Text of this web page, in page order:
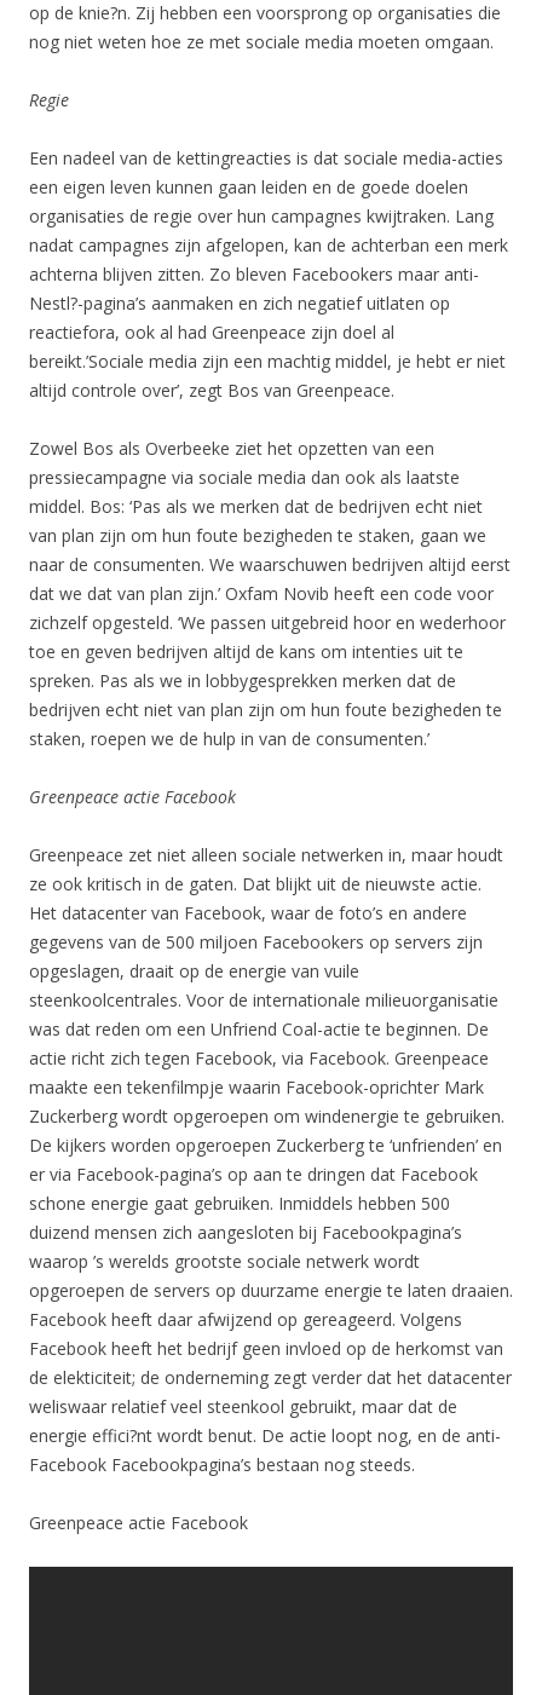
op de knie?n. Zij hebben een voorsprong op organisaties die
nog niet weten hoe ze met sociale media moeten omgaan.
Regie
Een nadeel van de kettingreacties is dat sociale media-acties
een eigen leven kunnen gaan leiden en de goede doelen
organisaties de regie over hun campagnes kwijtraken. Lang
nadat campagnes zijn afgelopen, kan de achterban een merk
achterna blijven zitten. Zo bleven Facebookers maar anti-
Nestl?-pagina’s aanmaken en zich negatief uitlaten op
reactiefora, ook al had Greenpeace zijn doel al
bereikt.’Sociale media zijn een machtig middel, je hebt er niet
altijd controle over’, zegt Bos van Greenpeace.
Zowel Bos als Overbeeke ziet het opzetten van een
pressiecampagne via sociale media dan ook als laatste
middel. Bos: ‘Pas als we merken dat de bedrijven echt niet
van plan zijn om hun foute bezigheden te staken, gaan we
naar de consumenten. We waarschuwen bedrijven altijd eerst
dat we dat van plan zijn.’ Oxfam Novib heeft een code voor
zichzelf opgesteld. ‘We passen uitgebreid hoor en wederhoor
toe en geven bedrijven altijd de kans om intenties uit te
spreken. Pas als we in lobbygesprekken merken dat de
bedrijven echt niet van plan zijn om hun foute bezigheden te
staken, roepen we de hulp in van de consumenten.’
Greenpeace actie Facebook
Greenpeace zet niet alleen sociale netwerken in, maar houdt
ze ook kritisch in de gaten. Dat blijkt uit de nieuwste actie.
Het datacenter van Facebook, waar de foto’s en andere
gegevens van de 500 miljoen Facebookers op servers zijn
opgeslagen, draait op de energie van vuile
steenkoolcentrales. Voor de internationale milieuorganisatie
was dat reden om een Unfriend Coal-actie te beginnen. De
actie richt zich tegen Facebook, via Facebook. Greenpeace
maakte een tekenfilmpje waarin Facebook-oprichter Mark
Zuckerberg wordt opgeroepen om windenergie te gebruiken.
De kijkers worden opgeroepen Zuckerberg te ‘unfrienden’ en
er via Facebook-pagina’s op aan te dringen dat Facebook
schone energie gaat gebruiken. Inmiddels hebben 500
duizend mensen zich aangesloten bij Facebookpagina’s
waarop ’s werelds grootste sociale netwerk wordt
opgeroepen de servers op duurzame energie te laten draaien.
Facebook heeft daar afwijzend op gereageerd. Volgens
Facebook heeft het bedrijf geen invloed op de herkomst van
de elekticiteit; de onderneming zegt verder dat het datacenter
weliswaar relatief veel steenkool gebruikt, maar dat de
energie effici?nt wordt benut. De actie loopt nog, en de anti-
Facebook Facebookpagina’s bestaan nog steeds.
Greenpeace actie Facebook